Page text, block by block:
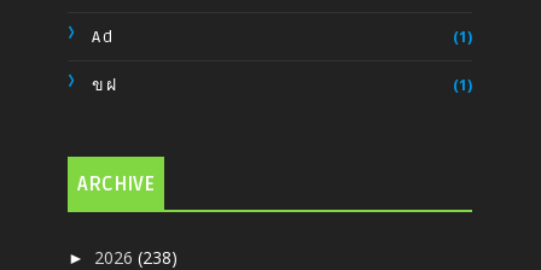
Ad (1)
ขฝ (1)
ARCHIVE
► 2026(238)